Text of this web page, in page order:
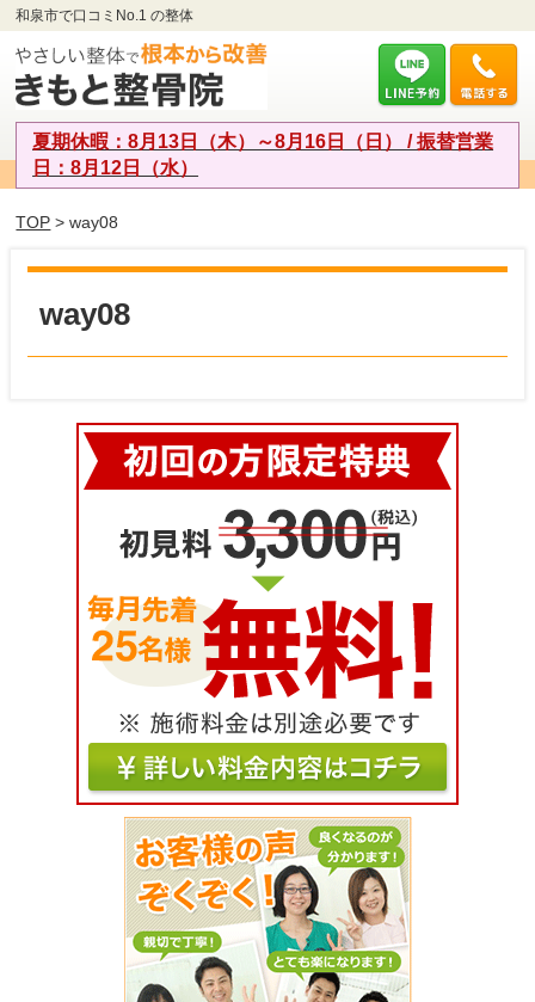
和泉市で口コミNo.1 の整体
夏期休暇：8月13日（木）～8月16日（日） / 振替営業
日：8月12日（水）
TOP > way08
way08